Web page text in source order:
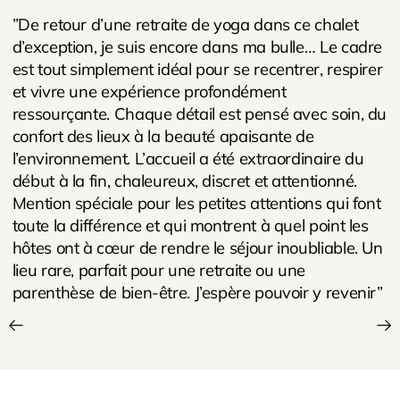
”De retour d’une retraite de yoga dans ce chalet
d’exception, je suis encore dans ma bulle… Le cadre
est tout simplement idéal pour se recentrer, respirer
et vivre une expérience profondément
ressourçante. Chaque détail est pensé avec soin, du
confort des lieux à la beauté apaisante de
l’environnement. L’accueil a été extraordinaire du
début à la fin, chaleureux, discret et attentionné.
Mention spéciale pour les petites attentions qui font
toute la différence et qui montrent à quel point les
hôtes ont à cœur de rendre le séjour inoubliable. Un
lieu rare, parfait pour une retraite ou une
parenthèse de bien-être. J’espère pouvoir y revenir”